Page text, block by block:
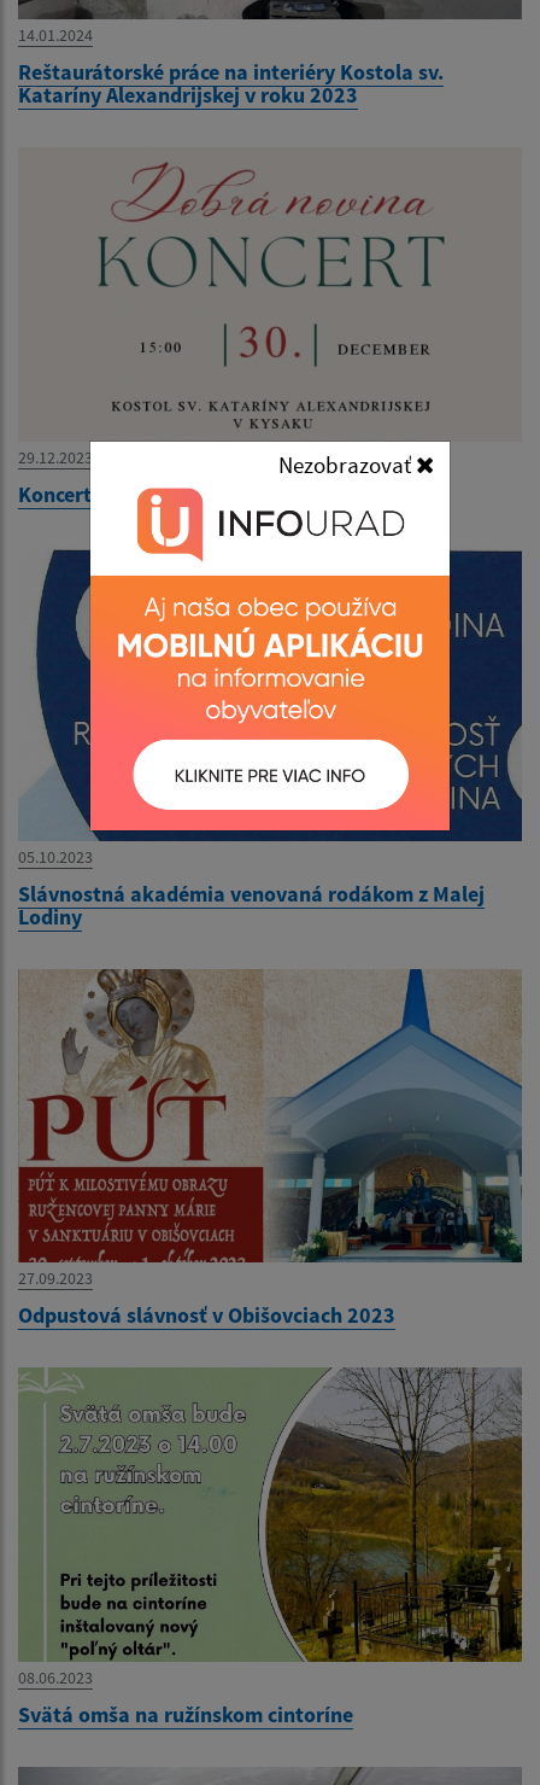
Nezobrazovať
14.01.2024
Reštaurátorské práce na interiéry Kostola sv.
Kataríny Alexandrijskej v roku 2023
29.12.2023
Koncert
05.10.2023
Slávnostná akadémia venovaná rodákom z Malej
Lodiny
27.09.2023
Odpustová slávnosť v Obišovciach 2023
08.06.2023
Svätá omša na ružínskom cintoríne